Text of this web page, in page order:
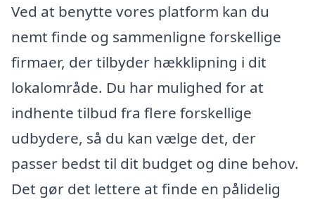
Ved at benytte vores platform kan du
nemt finde og sammenligne forskellige
firmaer, der tilbyder hækklipning i dit
lokalområde. Du har mulighed for at
indhente tilbud fra flere forskellige
udbydere, så du kan vælge det, der
passer bedst til dit budget og dine behov.
Det gør det lettere at finde en pålidelig